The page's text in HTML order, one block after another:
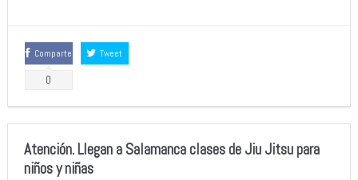
Comparte
0
Tweet
Atención. Llegan a Salamanca clases de Jiu Jitsu para
niños y niñas